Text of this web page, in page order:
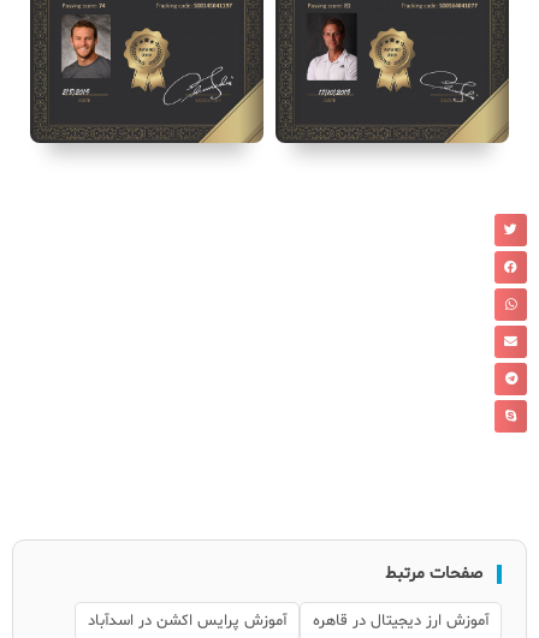
صفحات مرتبط
آموزش ارز دیجیتال در قاهره
آموزش پرایس اکشن در اسدآباد